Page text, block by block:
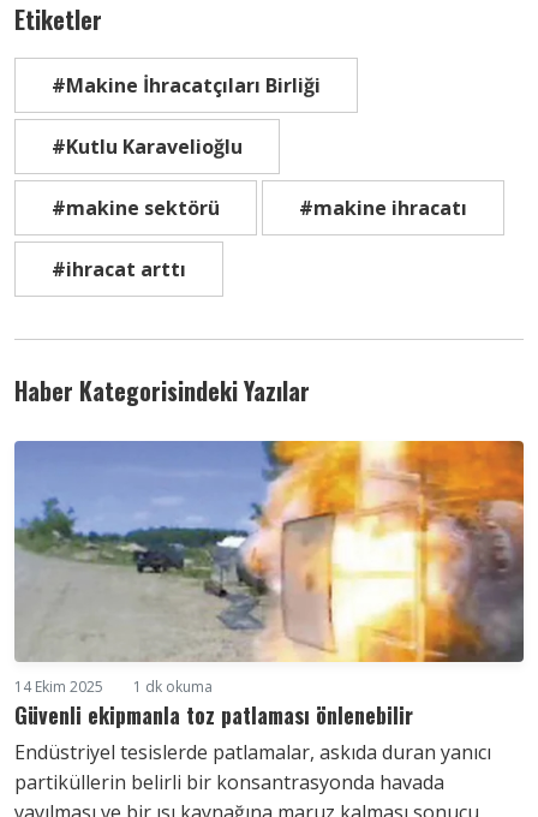
Etiketler
#Makine İhracatçıları Birliği
#Kutlu Karavelioğlu
#makine sektörü #makine ihracatı
#ihracat arttı
Haber Kategorisindeki Yazılar
14 Ekim 2025 1 dk okuma
Güvenli ekipmanla toz patlaması önlenebilir
Endüstriyel tesislerde patlamalar, askıda duran yanıcı
partiküllerin belirli bir konsantrasyonda havada